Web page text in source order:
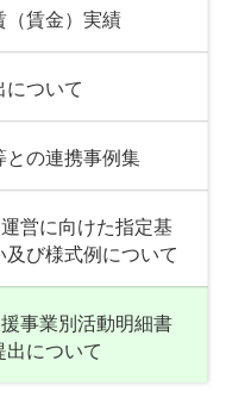
（賃金）実績
について
との連携事例集
営に向けた指定基
び様式例について
事業別活動明細書
出について